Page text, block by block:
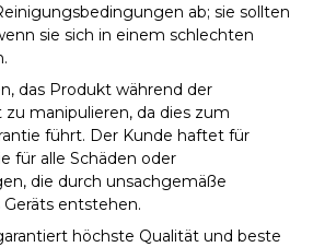
ab; sie sollten
sie sich in einem schlechten
das Produkt während der
zu manipulieren, da dies zum
führt. Der Kunde haftet für
für alle Schäden oder
die durch unsachgemäße
entstehen.
höchste Qualität und beste